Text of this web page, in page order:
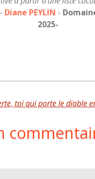
Diane PEYLIN -
2025-
toi qui porte le diable